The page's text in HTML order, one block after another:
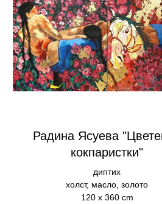
Радина Ясуева
кокпаристки"
диптих
холст, масло, золото
120 х 360 cm